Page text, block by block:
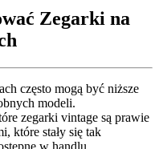
Zegarki na
często mogą być niższe
modeli.
zegarki vintage są prawie
które stały się tak